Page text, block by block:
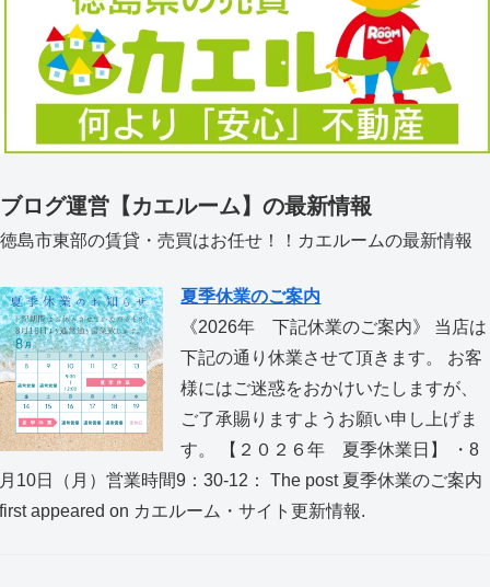
ブログ運営【カエルーム】の最新情報
徳島市東部の賃貸・売買はお任せ！！カエルームの最新情報
夏季休業のご案内
《2026年 下記休業のご案内》 当店は
下記の通り休業させて頂きます。 お客
様にはご迷惑をおかけいたしますが、
ご了承賜りますようお願い申し上げま
す。 【２０２６年 夏季休業日】 ・8
月10日（月）営業時間9：30-12： The post 夏季休業のご案内
first appeared on カエルーム・サイト更新情報.